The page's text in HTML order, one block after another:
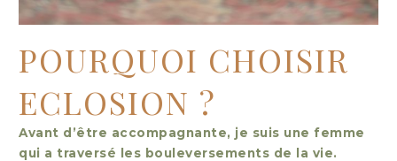
POURQUOI CHOISIR
ECLOSION ?
Avant d’être accompagnante, je suis une femme
qui a traversé les bouleversements de la vie.